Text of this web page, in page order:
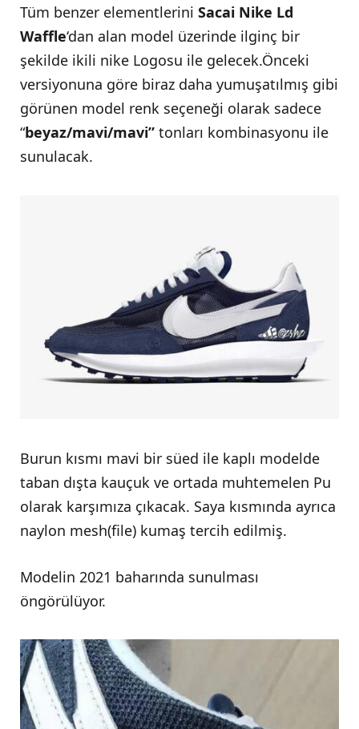
Tüm benzer elementlerini Sacai Nike Ld
Waffle‘dan alan model üzerinde ilginç bir
şekilde ikili nike Logosu ile gelecek.Önceki
versiyonuna göre biraz daha yumuşatılmış gibi
görünen model renk seçeneği olarak sadece
“beyaz/mavi/mavi” tonları kombinasyonu ile
sunulacak.
Burun kısmı mavi bir süed ile kaplı modelde
taban dışta kauçuk ve ortada muhtemelen Pu
olarak karşımıza çıkacak. Saya kısmında ayrıca
naylon mesh(file) kumaş tercih edilmiş.
Modelin 2021 baharında sunulması
öngörülüyor.